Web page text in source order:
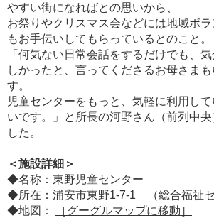
やすい街になればとの思いから、
お祭りやクリスマス会などには地域ボ
もお手伝いしてもらっているとのこと。
「何気ない日常会話をするだけでも、
しかったと、言ってくださるお母さま
す。
児童センターをもっと、気軽に利用し
いです。」と所長の河野さん（前列中
した。
＜施設詳細＞
◆名称：東野児童センター
◆所在：浦安市東野1-7-1 （総合福祉セ
◆地図：
［グーグルマップに移動］